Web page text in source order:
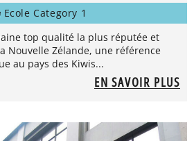
Ecole Category 1
top qualité la plus réputée et
Nouvelle Zélande, une référence
au pays des Kiwis...
EN SAVOIR PLUS